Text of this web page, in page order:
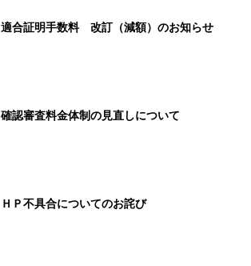
適合証明手数料 改訂（減額）のお知らせ
確認審査料金体制の見直しについて
ＨＰ不具合についてのお詫び